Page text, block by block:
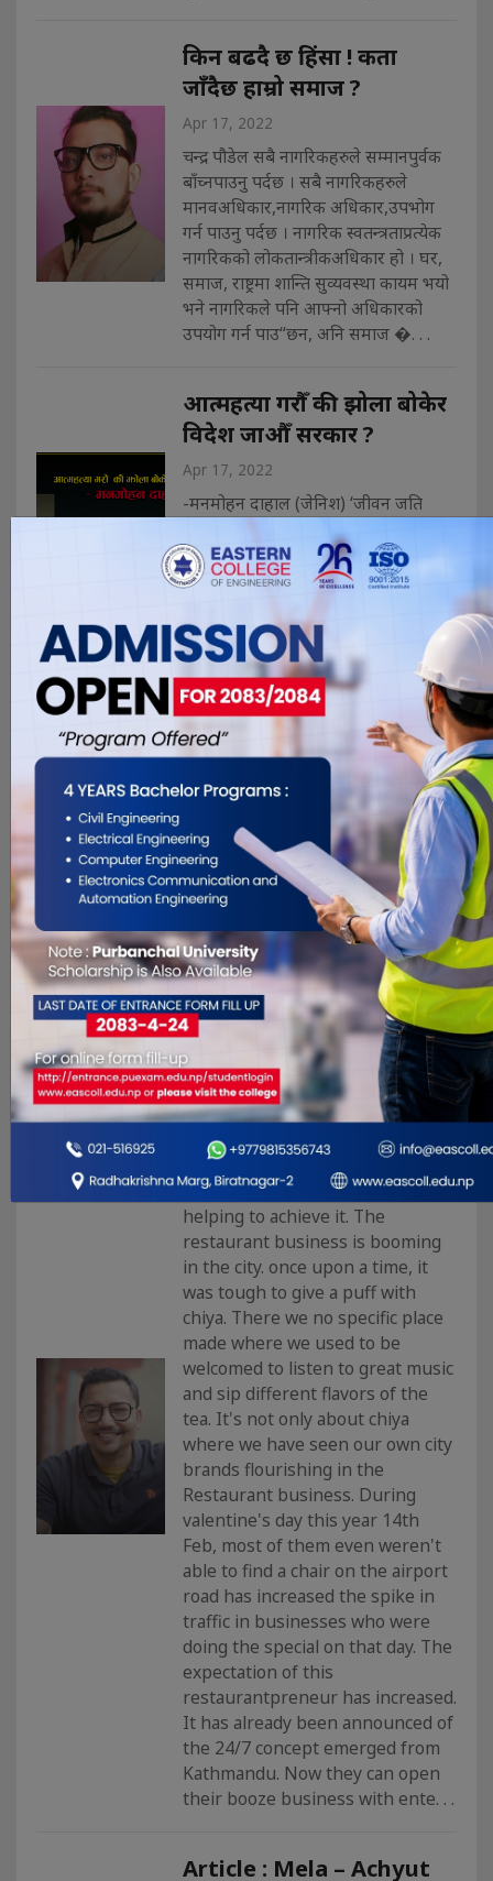
किन बढदै छ हिंसा ! कता
जाँदैछ हाम्रो समाज ?
Apr 17, 2022
चन्द्र पौडेल सबै नागरिकहरुले सम्मानपुर्वक
बाँच्नपाउनु पर्दछ । सबै नागरिकहरुले
मानवअधिकार,नागरिक अधिकार,उपभोग
गर्न पाउनु पर्दछ । नागरिक स्वतन्त्रताप्रत्येक
नागरिकको लोकतान्त्रीकअधिकार हो । घर,
समाज, राष्ट्रमा शान्ति सुव्यवस्था कायम भयो
भने नागरिकले पनि आफ्नो अधिकारको
उपयोग गर्न पाउ“छन, अनि समाज �. . .
आत्महत्या गरौँ की झोला बोकेर
विदेश जाऔँ सरकार ?
Apr 17, 2022
-मनमोहन दाहाल (जेनिश) ‘जीवन जति
राम्रैको लागि हुन्छ । यहि सोचेर धेरै कामहरु
ग्रियो । अरुको निर्देशन र नियन्त्रणमा बसेर
धेरै गाउँ, सहर, सानासाना व्यवसाय देखि
ठुला-ठुला व्यवसायका व्यक्तिहरुसँग भेटियो !
सम्बन्धहरु धेरै बन�. . .
नयाँ वर्ष : नयाँ जोस र उमंगको
एक उत्सव
चन्द्र पौडेल विराटनगर । प्रत्यक बाह्महिनामा
एक वर्ष पुरा भएर अर्को वर्ष थालनी हुने
समयलाई नयाँ वर्ष भन्ने प्रचलन रहेको छ ।
नयाँ“ वर्ष विश्वमा अलग-अलग तिथि मितिमा
फरक-फरक तरिकाले मनाइन्छ । हाम्रो देशमा
पनि विभिन्न नयाँ वर्षहरु मनाइन्छ । ती मध्य
विक्रम संवत्को नयाँ“ वर्षको सुरुवात वैशाख
एक गते बाट सुर�. . .
24/7 – Achyut Giri
when we start to think about
prosperity, the universe starts
helping to achieve it. The
restaurant business is booming
in the city. once upon a time, it
was tough to give a puff with
chiya. There we no specific place
made where we used to be
welcomed to listen to great music
and sip different flavors of the
tea. It's not only about chiya
where we have seen our own city
brands flourishing in the
Restaurant business. During
valentine's day this year 14th
Feb, most of them even weren't
able to find a chair on the airport
road has increased the spike in
traffic in businesses who were
doing the special on that day. The
expectation of this
restaurantpreneur has increased.
It has already been announced of
the 24/7 concept emerged from
Kathmandu. Now they can open
their booze business with ente. . .
Article : Mela – Achyut